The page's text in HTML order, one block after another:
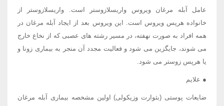
عامل آبله مرغان ویروس واریسلازوستر است. واریسلازوستر از
خانواده هرپس ویروس است. این ویروس بعد از ایجاد آبله مرغان در
همه افراد به صورت نهفته، در مسیر رشته های عصبی که از نخاع خارج
می شوند، جایگزین می شود و فعالیت مجدد آن منجر به بیماری زونا و
یا هرپس زوستر می شود.
● علایم
ضایعات پوستی (بثوارت وزیکولی) اولین مشخصه بیماری آبله مرغان